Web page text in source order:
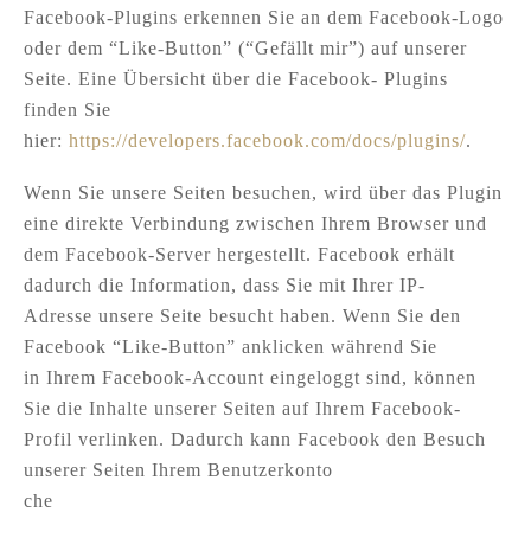
Facebook-Plugins erkennen Sie an dem Facebook-Logo
oder dem “Like-Button” (“Gefällt mir”) auf unserer
Seite. Eine Übersicht über die Facebook- Plugins
finden Sie
hier: https://developers.facebook.com/docs/plugins/.
Wenn Sie unsere Seiten besuchen, wird über das Plugin
eine direkte Verbindung zwischen Ihrem Browser und
dem Facebook-Server hergestellt. Facebook erhält
dadurch die Information, dass Sie mit Ihrer IP-
Adresse unsere Seite besucht haben. Wenn Sie den
Facebook “Like-Button” anklicken während Sie
in Ihrem Facebook-Account eingeloggt sind, können
Sie die Inhalte unserer Seiten auf Ihrem Facebook-
Profil verlinken. Dadurch kann Facebook den Besuch
unserer Seiten Ihrem Benutzerkonto
che